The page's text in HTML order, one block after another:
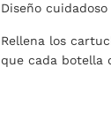
Diseño cuidadoso
Rellena los
que cada botella